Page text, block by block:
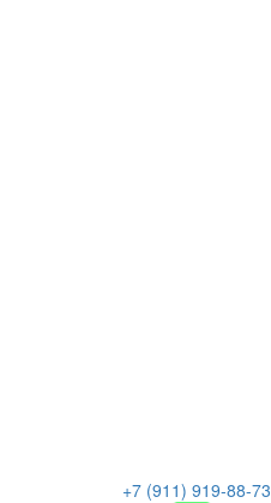
+7 (911) 919-88-73